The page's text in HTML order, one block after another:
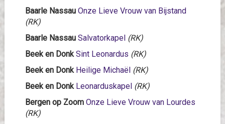
Baarle Nassau Onze Lieve Vrouw van Bijstand
(RK)
Baarle Nassau Salvatorkapel (RK)
Beek en Donk Sint Leonardus (RK)
Beek en Donk Heilige Michaël (RK)
Beek en Donk Leonarduskapel (RK)
Bergen op Zoom Onze Lieve Vrouw van Lourdes
(RK)